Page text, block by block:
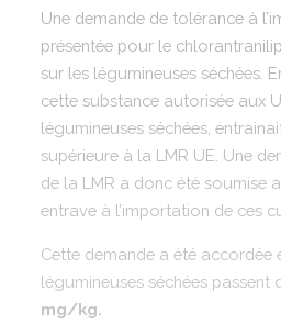
Une demande de tolérance à
présentée pour le
sur les légumineuses séchées.
cette substance autorisée aux
légumineuses séchées,
supérieure à la LMR UE. Une
de la LMR a donc été soumise
entrave à l’importation de ces
Cette demande a été accordée
légumineuses séchées passent
mg/kg.